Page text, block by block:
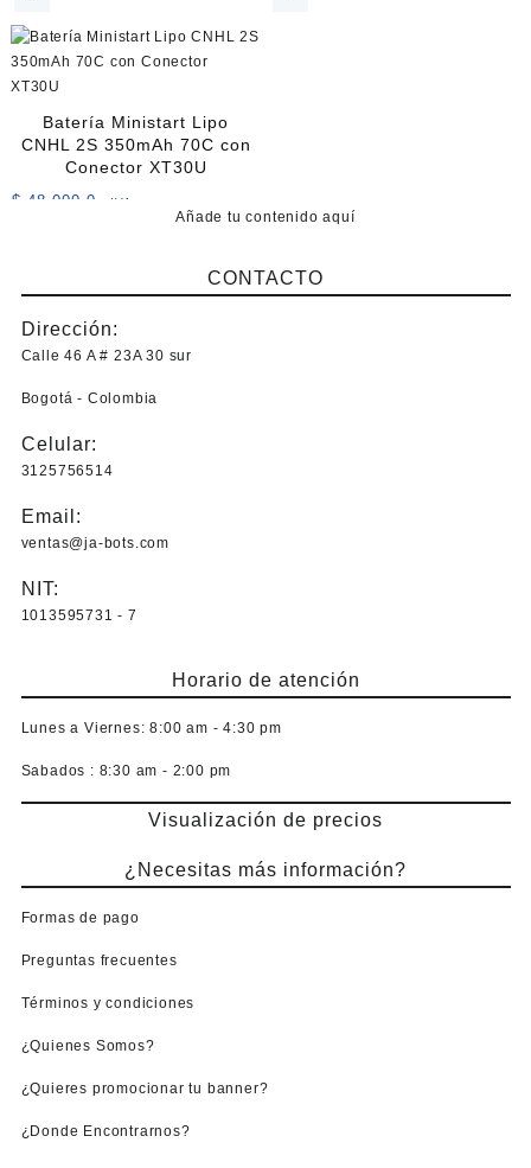
Batería Ministart Lipo
CNHL 2S 350mAh 70C con
Conector XT30U
$ 48.000,0 +IVA
Añade tu contenido aquí
CONTACTO
Dirección:
Calle 46 A # 23A 30 sur
Bogotá - Colombia
Celular:
3125756514
Email:
ventas@ja-bots.com
NIT:
1013595731 - 7
Horario de atención
Lunes a Viernes: 8:00 am - 4:30 pm
Sabados : 8:30 am - 2:00 pm
Visualización de precios
¿Necesitas más información?
Formas de pago
Preguntas frecuentes
Términos y condiciones
¿Quienes Somos?
¿Quieres promocionar tu banner?
¿Donde Encontrarnos?